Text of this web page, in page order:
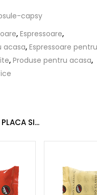
capsy
, Espressoare,
acasa, Espressoare
, Produse pentru acasa,
SI...